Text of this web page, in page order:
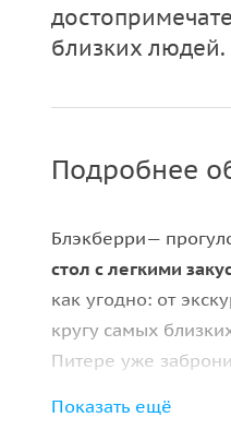
близких людей.
Подробнее
Блэкберри—
стол с легкими
как угодно: от
кругу самых
Питере уже
Главная
Показать ещё